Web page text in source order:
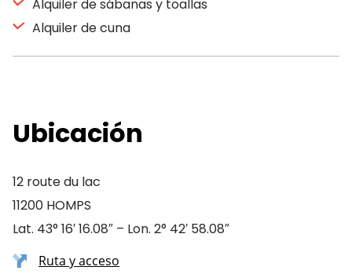
Alquiler de sábanas y toallas
Alquiler de cuna
Ubicación
12 route du lac
11200 HOMPS
Lat. 43° 16′ 16.08″ – Lon. 2° 42′ 58.08″
Ruta y acceso